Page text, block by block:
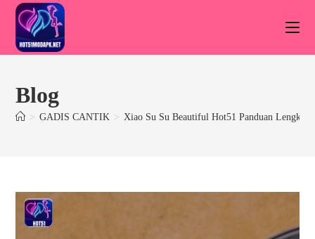
Skip
content
Blog
> GADIS CANTIK > Xiao Su Su Beautiful Hot51 Panduan Lengkap